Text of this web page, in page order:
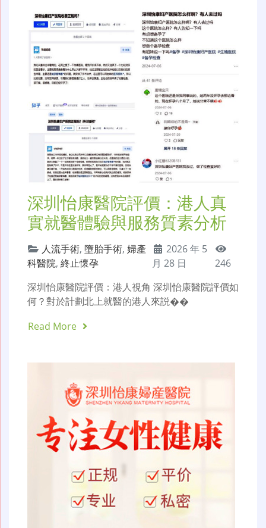
深圳怡康醫院評價：港人真
實就醫體驗與服務質素分析
人流手術, 墮胎手術, 婦產
科醫院, 終止懷孕
2026 年 5
月 28 日
246
深圳怡康醫院評價：港人視角 深圳怡康醫院評價如
何？對於計劃北上就醫的港人來説��
Read More